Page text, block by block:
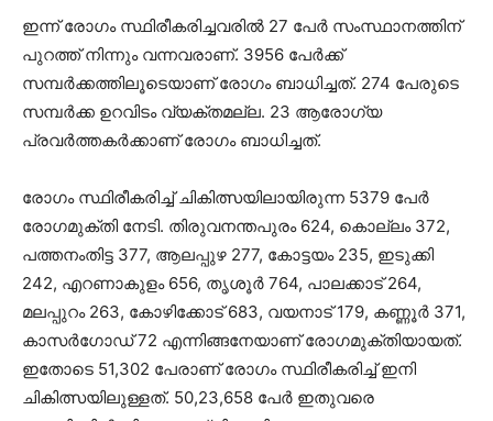
ഇന്ന് രോഗം സ്ഥിരീകരിച്ചവരില്‍ 27 പേര്‍ സംസ്ഥാനത്തിന്
പുറത്ത് നിന്നും വന്നവരാണ്. 3956 പേര്‍ക്ക്
സമ്പര്‍ക്കത്തിലൂടെയാണ് രോഗം ബാധിച്ചത്. 274 പേരുടെ
സമ്പര്‍ക്ക ഉറവിടം വ്യക്തമല്ല. 23 ആരോഗ്യ
പ്രവര്‍ത്തകര്‍ക്കാണ് രോഗം ബാധിച്ചത്.
രോഗം സ്ഥിരീകരിച്ച് ചികിത്സയിലായിരുന്ന 5379 പേര്‍
രോഗമുക്തി നേടി. തിരുവനന്തപുരം 624, കൊല്ലം 372,
പത്തനംതിട്ട 377, ആലപ്പുഴ 277, കോട്ടയം 235, ഇടുക്കി
242, എറണാകുളം 656, തൃശൂര്‍ 764, പാലക്കാട് 264,
മലപ്പുറം 263, കോഴിക്കോട് 683, വയനാട് 179, കണ്ണൂര്‍ 371,
കാസര്‍ഗോഡ് 72 എന്നിങ്ങനേയാണ് രോഗമുക്തിയായത്.
ഇതോടെ 51,302 പേരാണ് രോഗം സ്ഥിരീകരിച്ച് ഇനി
ചികിത്സയിലുള്ളത്. 50,23,658 പേര്‍ ഇതുവരെ